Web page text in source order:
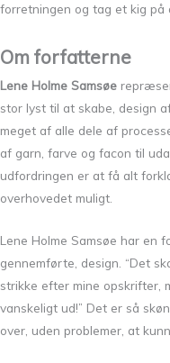
forretningen og tag et kig på
Om forfatterne
Lene Holme Samsøe
stor lyst til at skabe, design
meget af alle dele af
af garn, farve og facon til
udfordringen er at få alt
overhovedet muligt.
Lene Holme Samsøe har en
gennemførte, design. “Det
strikke efter mine opskrifter,
vanskeligt ud!” Det er så
over, uden problemer, at